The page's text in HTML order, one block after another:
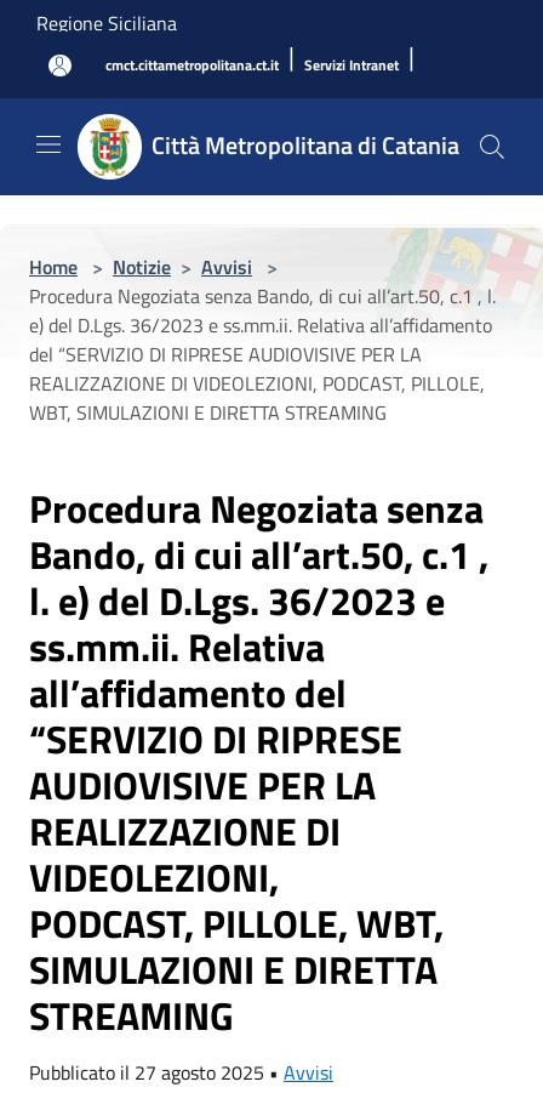
Salta al contenuto principale
Regione Siciliana
cmct.cittametropolitana.ct.it | Servizi Intranet |
Città Metropolitana di Catania
Home > Notizie > Avvisi >
Procedura Negoziata senza Bando, di cui all’art.50, c.1 , l.
e) del D.Lgs. 36/2023 e ss.mm.ii. Relativa all’affidamento
del “SERVIZIO DI RIPRESE AUDIOVISIVE PER LA
REALIZZAZIONE DI VIDEOLEZIONI, PODCAST, PILLOLE,
WBT, SIMULAZIONI E DIRETTA STREAMING
Procedura Negoziata senza
Bando, di cui all’art.50, c.1 ,
l. e) del D.Lgs. 36/2023 e
ss.mm.ii. Relativa
all’affidamento del
“SERVIZIO DI RIPRESE
AUDIOVISIVE PER LA
REALIZZAZIONE DI
VIDEOLEZIONI,
PODCAST, PILLOLE, WBT,
SIMULAZIONI E DIRETTA
STREAMING
Pubblicato il 27 agosto 2025 • Avvisi